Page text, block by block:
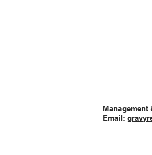
Management
Email: